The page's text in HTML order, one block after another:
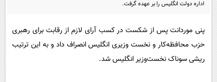
گوناگون
حوادث
دانلود
اداره دولت انگلیس را بر عهده گرفت.
پنی موردانت پس از شکست در کسب آرای لازم از رقابت برای رهبری
حزب محافظه‌کار و نخست وزیری انگلیس انصراف داد و به این ترتیب
ریشی سوناک نخست‌وزیر انگلیس شد.